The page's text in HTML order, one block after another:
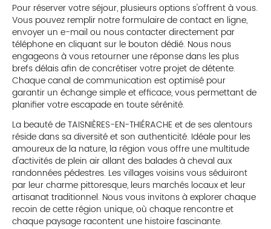
Pour réserver votre séjour, plusieurs options s'offrent à vous.
Vous pouvez remplir notre formulaire de contact en ligne,
envoyer un e-mail ou nous contacter directement par
téléphone en cliquant sur le bouton dédié. Nous nous
engageons à vous retourner une réponse dans les plus
brefs délais afin de concrétiser votre projet de détente.
Chaque canal de communication est optimisé pour
garantir un échange simple et efficace, vous permettant de
planifier votre escapade en toute sérénité.
La beauté de TAISNIÈRES-EN-THIÉRACHE et de ses alentours
réside dans sa diversité et son authenticité. Idéale pour les
amoureux de la nature, la région vous offre une multitude
d'activités de plein air allant des balades à cheval aux
randonnées pédestres. Les villages voisins vous séduiront
par leur charme pittoresque, leurs marchés locaux et leur
artisanat traditionnel. Nous vous invitons à explorer chaque
recoin de cette région unique, où chaque rencontre et
chaque paysage racontent une histoire fascinante.